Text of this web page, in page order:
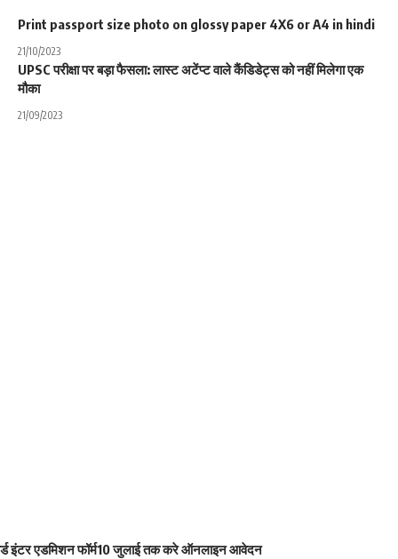
Print passport size photo on glossy paper 4X6 or A4 in hindi
21/10/2023
UPSC परीक्षा पर बड़ा फैसला: लास्ट अटेंप्ट वाले कैंडिडेट्स को नहीं मिलेगा एक
मौका
21/09/2023
इंटर एडमिशन फॉर्म10 जुलाई तक करे ऑनलाइन आवेदन